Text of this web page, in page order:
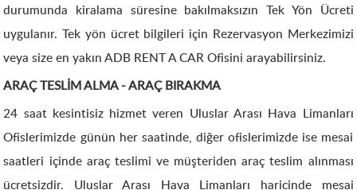
durumunda kiralama süresine bakılmaksızın Tek Yön Ücreti
uygulanır. Tek yön ücret bilgileri için Rezervasyon Merkezimizi
veya size en yakın ADB RENT A CAR Ofisini arayabilirsiniz.
ARAÇ TESLİM ALMA - ARAÇ BIRAKMA
24 saat kesintisiz hizmet veren Uluslar Arası Hava Limanları
Ofislerimizde günün her saatinde, diğer ofislerimizde ise mesai
saatleri içinde araç teslimi ve müşteriden araç teslim alınması
ücretsizdir. Uluslar Arası Hava Limanları haricinde mesai